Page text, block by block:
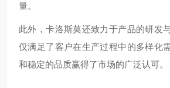
量。
此外，卡洛斯莫还致力于产品的研发
仅满足了客户在生产过程中的多样化
和稳定的品质赢得了市场的广泛认可。